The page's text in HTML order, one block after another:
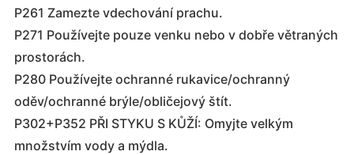
P261 Zamezte vdechování prachu.
P271 Používejte pouze venku nebo v dobře větraných
prostorách.
P280 Používejte ochranné rukavice/ochranný
oděv/ochranné brýle/obličejový štít.
P302+P352 PŘI STYKU S KŮŽÍ: Omyjte velkým
množstvím vody a mýdla.